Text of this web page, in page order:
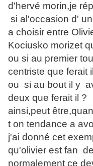
d'hervé morin,je
si al'occasion d'
a choisir entre
Kociusko morizet
ou si au premier
centriste que ferait
ou si au bout il y
deux que ferait il ?
ainsi,peut
t on tendance a
j'ai donné cet
qu'olivier est fan
normalement ce